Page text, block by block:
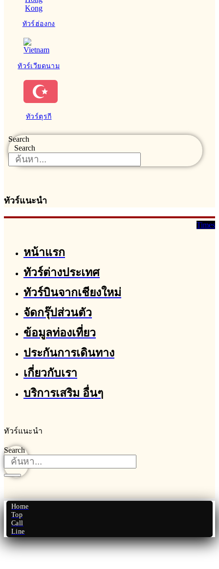
ทัวร์ฮ่องกง
ทัวร์เวียดนาม
ทัวร์ตุรกี
Search
Search
ทัวร์แนะนำ
Times
หน้าแรก
ทัวร์ต่างประเทศ
ทัวร์บินจากเชียงใหม่
จัดกรุ๊ปส่วนตัว
ข้อมูลท่องเที่ยว
ประกันการเดินทาง
เกี่ยวกับเรา
บริการเสริม อื่นๆ
ทัวร์แนะนำ
Search
Home
Top
Call
Line